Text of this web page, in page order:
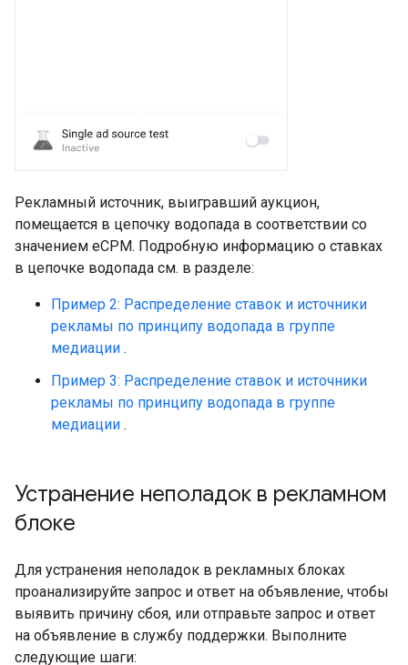
Рекламный источник, выигравший аукцион,
помещается в цепочку водопада в соответствии со
значением eCPM. Подробную информацию о ставках
в цепочке водопада см. в разделе:
Пример 2: Распределение ставок и источники
рекламы по принципу водопада в группе
медиации .
Пример 3: Распределение ставок и источники
рекламы по принципу водопада в группе
медиации .
Устранение неполадок в рекламном
блоке
Для устранения неполадок в рекламных блоках
проанализируйте запрос и ответ на объявление, чтобы
выявить причину сбоя, или отправьте запрос и ответ
на объявление в службу поддержки. Выполните
следующие шаги: